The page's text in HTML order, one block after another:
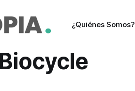
¿Quiénes Somos?
Biocycle